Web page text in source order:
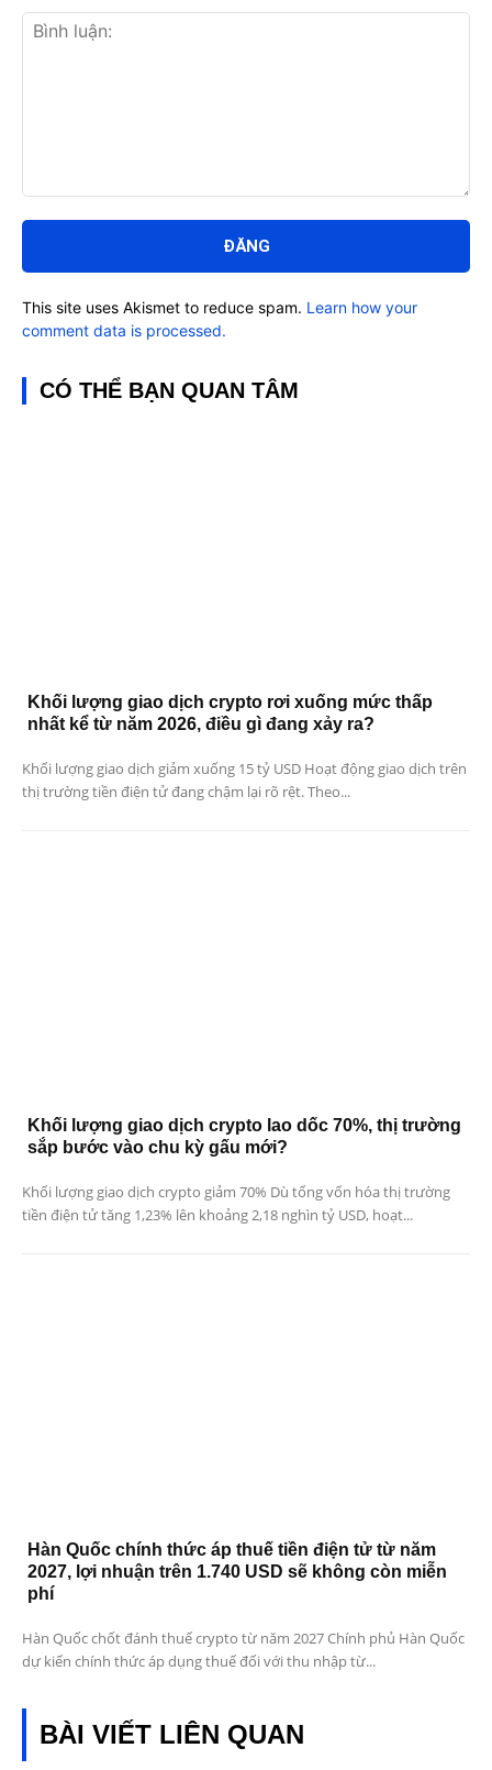
luận:
This site uses Akismet to reduce spam. Learn how your
comment data is processed.
CÓ THỂ BẠN QUAN TÂM
Khối lượng giao dịch crypto rơi xuống mức thấp
nhất kể từ năm 2026, điều gì đang xảy ra?
Khối lượng giao dịch giảm xuống 15 tỷ USD Hoạt động giao dịch trên
thị trường tiền điện tử đang chậm lại rõ rệt. Theo...
Khối lượng giao dịch crypto lao dốc 70%, thị trường
sắp bước vào chu kỳ gấu mới?
Khối lượng giao dịch crypto giảm 70% Dù tổng vốn hóa thị trường
tiền điện tử tăng 1,23% lên khoảng 2,18 nghìn tỷ USD, hoạt...
Hàn Quốc chính thức áp thuế tiền điện tử từ năm
2027, lợi nhuận trên 1.740 USD sẽ không còn miễn
phí
Hàn Quốc chốt đánh thuế crypto từ năm 2027 Chính phủ Hàn Quốc
dự kiến chính thức áp dụng thuế đối với thu nhập từ...
BÀI VIẾT LIÊN QUAN